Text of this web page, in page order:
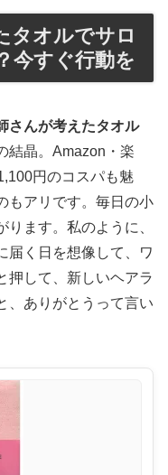
タオルでサロ
今すぐ行動を
さんが考えたタオル
結晶。Amazon・楽
円のコスパも魅
もアリです。毎日の小
ます。私のように、
届く日を想像して、ワ
押して、新しいヘアラ
、ありがとうって言い